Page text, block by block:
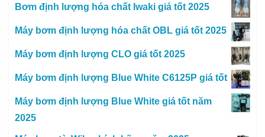
Bơm định lượng hóa chất Iwaki giá tốt 2025
Máy bơm định lượng hóa chất OBL giá tốt 2025
Máy bơm định lượng CLO giá tốt 2025
Máy bơm định lượng Blue White C6125P giá tốt
Máy bơm định lượng Blue White giá tốt năm
2025